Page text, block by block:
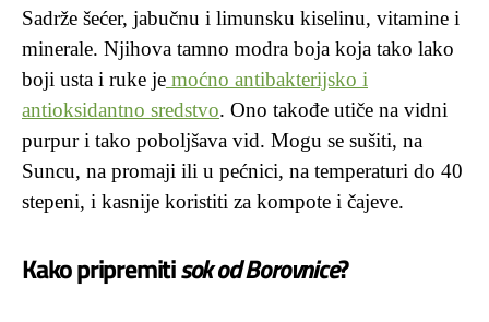
Sadrže šećer, jabučnu i limunsku kiselinu, vitamine i
minerale. Njihova tamno modra boja koja tako lako
boji usta i ruke je moćno antibakterijsko i
antioksidantno sredstvo. Ono takođe utiče na vidni
purpur i tako poboljšava vid. Mogu se sušiti, na
Suncu, na promaji ili u pećnici, na temperaturi do 40
stepeni, i kasnije koristiti za kompote i čajeve.
Kako pripremitisok od Borovnice?